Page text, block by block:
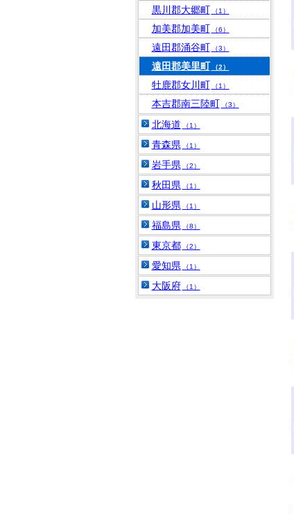
黒川郡大郷町 （1）
加美郡加美町 （6）
遠田郡涌谷町 （3）
遠田郡美里町 （2）
牡鹿郡女川町 （1）
本吉郡南三陸町 （3）
北海道 （1）
青森県 （1）
岩手県 （2）
秋田県 （1）
山形県 （1）
福島県 （8）
東京都 （2）
愛知県 （1）
大阪府 （1）